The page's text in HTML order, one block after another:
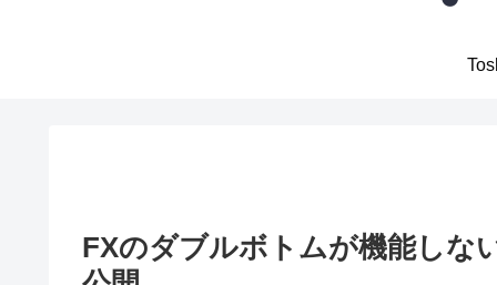
FXのダブルボトムが機能しな